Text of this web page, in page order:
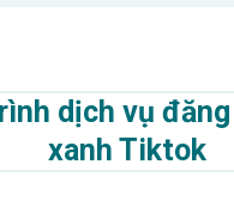
dịch vụ
xanh Tiktok